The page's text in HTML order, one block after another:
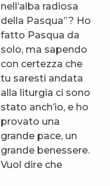
nell’alba radiosa
della Pasqua”? Ho
fatto Pasqua da
solo, ma sapendo
con certezza che
tu saresti andata
alla liturgia ci sono
stato anch’io, e ho
provato una
grande pace, un
grande benessere.
Vuol dire che